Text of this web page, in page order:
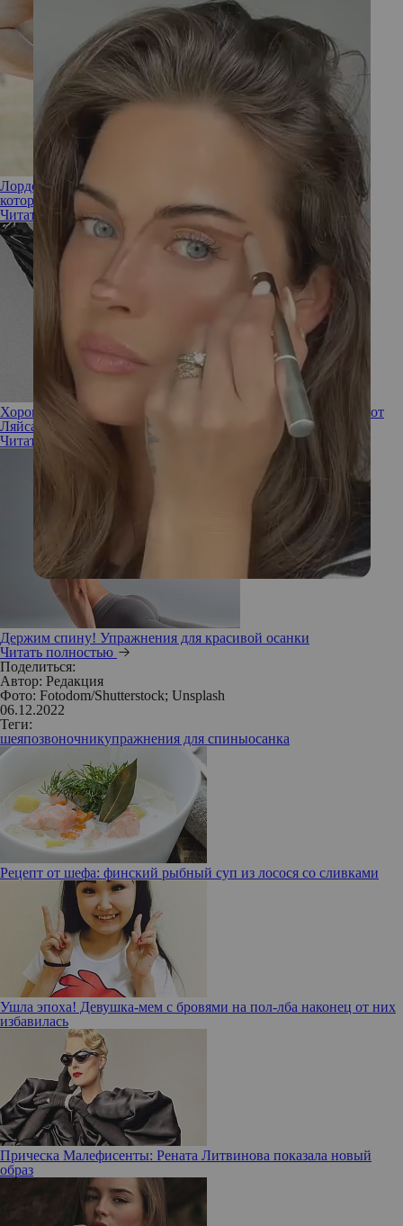
Лордоз поясничного отдела позвоночника: факторы, из-за
которых у вас может быть усиленный прогиб вперед
Читать полностью
Хорошая растяжка и здоровый позвоночник: 2 упражнения от
Ляйсан Утяшевой
Читать полностью
Держим спину! Упражнения для красивой осанки
Читать полностью
Поделиться:
Автор: Редакция
Фото: Fotodom/Shutterstock; Unsplash
06.12.2022
Теги:
шеяпозвоночникупражнения для спиныосанка
Рецепт от шефа: финский рыбный суп из лосося со сливками
Ушла эпоха! Девушка-мем с бровями на пол-лба наконец от них
избавилась
Прическа Малефисенты: Рената Литвинова показала новый
образ